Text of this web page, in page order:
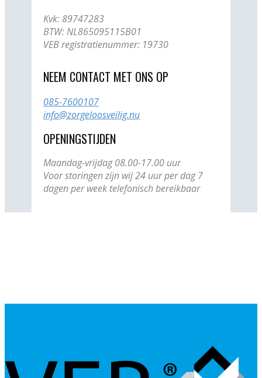
Kvk: ​89747283
BTW: NL865095115B01
VEB registratienummer: 19730
NEEM CONTACT MET ONS OP
085-7600107
info@zorgeloosveilig.nu
OPENINGSTIJDEN
Maandag-vrijdag 08.00-17.00 uur
Voor storingen zijn wij 24 uur per dag 7
dagen per week telefonisch bereikbaar